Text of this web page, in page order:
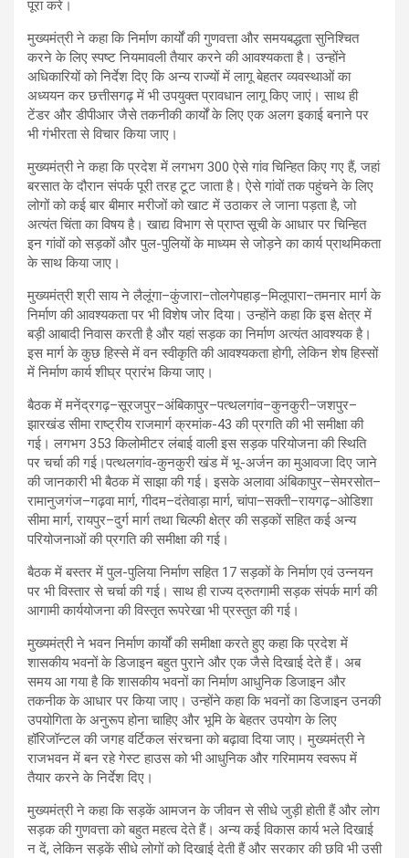
पूरा करे।
मुख्यमंत्री ने कहा कि निर्माण कार्यों की गुणवत्ता और समयबद्धता सुनिश्चित
करने के लिए स्पष्ट नियमावली तैयार करने की आवश्यकता है। उन्होंने
अधिकारियों को निर्देश दिए कि अन्य राज्यों में लागू बेहतर व्यवस्थाओं का
अध्ययन कर छत्तीसगढ़ में भी उपयुक्त प्रावधान लागू किए जाएं। साथ ही
टेंडर और डीपीआर जैसे तकनीकी कार्यों के लिए एक अलग इकाई बनाने पर
भी गंभीरता से विचार किया जाए।
मुख्यमंत्री ने कहा कि प्रदेश में लगभग 300 ऐसे गांव चिन्हित किए गए हैं, जहां
बरसात के दौरान संपर्क पूरी तरह टूट जाता है। ऐसे गांवों तक पहुंचने के लिए
लोगों को कई बार बीमार मरीजों को खाट में उठाकर ले जाना पड़ता है, जो
अत्यंत चिंता का विषय है। खाद्य विभाग से प्राप्त सूची के आधार पर चिन्हित
इन गांवों को सड़कों और पुल-पुलियों के माध्यम से जोड़ने का कार्य प्राथमिकता
के साथ किया जाए।
मुख्यमंत्री श्री साय ने लैलूंगा–कुंजारा–तोलगेपहाड़–मिलूपारा–तमनार मार्ग के
निर्माण की आवश्यकता पर भी विशेष जोर दिया। उन्होंने कहा कि इस क्षेत्र में
बड़ी आबादी निवास करती है और यहां सड़क का निर्माण अत्यंत आवश्यक है।
इस मार्ग के कुछ हिस्से में वन स्वीकृति की आवश्यकता होगी, लेकिन शेष हिस्सों
में निर्माण कार्य शीघ्र प्रारंभ किया जाए।
बैठक में मनेंद्रगढ़–सूरजपुर–अंबिकापुर–पत्थलगांव–कुनकुरी–जशपुर–
झारखंड सीमा राष्ट्रीय राजमार्ग क्रमांक-43 की प्रगति की भी समीक्षा की
गई। लगभग 353 किलोमीटर लंबाई वाली इस सड़क परियोजना की स्थिति
पर चर्चा की गई।पत्थलगांव-कुनकुरी खंड में भू-अर्जन का मुआवजा दिए जाने
की जानकारी भी बैठक में साझा की गई। इसके अलावा अंबिकापुर–सेमरसोत–
रामानुजगंज–गढ़वा मार्ग, गीदम–दंतेवाड़ा मार्ग, चांपा–सक्ती–रायगढ़–ओडिशा
सीमा मार्ग, रायपुर–दुर्ग मार्ग तथा चिल्फी क्षेत्र की सड़कों सहित कई अन्य
परियोजनाओं की प्रगति की समीक्षा की गई।
बैठक में बस्तर में पुल-पुलिया निर्माण सहित 17 सड़कों के निर्माण एवं उन्नयन
पर भी विस्तार से चर्चा की गई। साथ ही राज्य द्रुतगामी सड़क संपर्क मार्ग की
आगामी कार्ययोजना की विस्तृत रूपरेखा भी प्रस्तुत की गई।
मुख्यमंत्री ने भवन निर्माण कार्यों की समीक्षा करते हुए कहा कि प्रदेश में
शासकीय भवनों के डिजाइन बहुत पुराने और एक जैसे दिखाई देते हैं। अब
समय आ गया है कि शासकीय भवनों का निर्माण आधुनिक डिजाइन और
तकनीक के आधार पर किया जाए। उन्होंने कहा कि भवनों का डिजाइन उनकी
उपयोगिता के अनुरूप होना चाहिए और भूमि के बेहतर उपयोग के लिए
हॉरिजॉन्टल की जगह वर्टिकल संरचना को बढ़ावा दिया जाए। मुख्यमंत्री ने
राजभवन में बन रहे गेस्ट हाउस को भी आधुनिक और गरिमामय स्वरूप में
तैयार करने के निर्देश दिए।
मुख्यमंत्री ने कहा कि सड़कें आमजन के जीवन से सीधे जुड़ी होती हैं और लोग
सड़क की गुणवत्ता को बहुत महत्व देते हैं। अन्य कई विकास कार्य भले दिखाई
न दें, लेकिन सड़कें सीधे लोगों को दिखाई देती हैं और सरकार की छवि भी उसी